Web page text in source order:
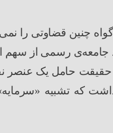
چنین قضاوتی را
جامعهی رسمی از سهم
حقیقت حامل یک عنصر
که تشبیه «سرمایه